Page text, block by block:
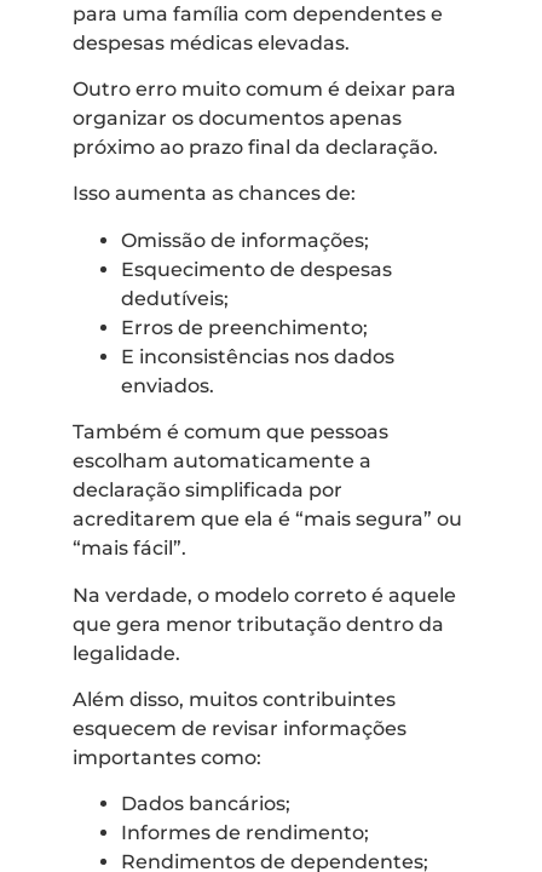
para uma família com dependentes e
despesas médicas elevadas.
Outro erro muito comum é deixar para
organizar os documentos apenas
próximo ao prazo final da declaração.
Isso aumenta as chances de:
Omissão de informações;
Esquecimento de despesas
dedutíveis;
Erros de preenchimento;
E inconsistências nos dados
enviados.
Também é comum que pessoas
escolham automaticamente a
declaração simplificada por
acreditarem que ela é “mais segura” ou
“mais fácil”.
Na verdade, o modelo correto é aquele
que gera menor tributação dentro da
legalidade.
Além disso, muitos contribuintes
esquecem de revisar informações
importantes como:
Dados bancários;
Informes de rendimento;
Rendimentos de dependentes;